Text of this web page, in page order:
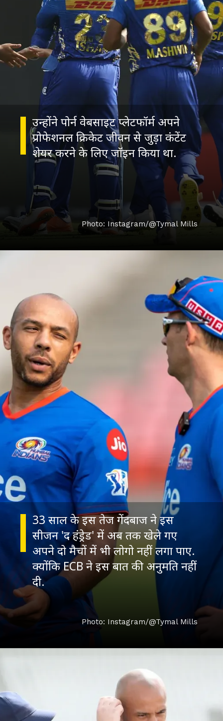
उन्होंने पोर्न वेबसाइट प्लेटफॉर्म अपने
प्रोफेशनल क्रिकेट जीवन से जुड़ा कंटेंट
शेयर करने के लिए जॉइन किया था.
Photo: Instagram/@Tymal Mills
33 साल के इस तेज गेंदबाज ने इस
सीजन 'द हंड्रेड' में अब तक खेले गए
अपने दो मैचों में भी लोगो नहीं लगा पाए.
क्योंकि ECB ने इस बात की अनुमत‍ि नहीं
दी.
Photo: Instagram/@Tymal Mills